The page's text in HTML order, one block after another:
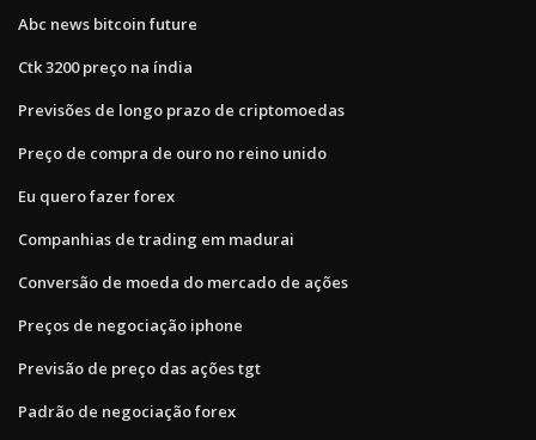
Abc news bitcoin future
Ctk 3200 preço na índia
Previsões de longo prazo de criptomoedas
Preço de compra de ouro no reino unido
Eu quero fazer forex
Companhias de trading em madurai
Conversão de moeda do mercado de ações
Preços de negociação iphone
Previsão de preço das ações tgt
Padrão de negociação forex